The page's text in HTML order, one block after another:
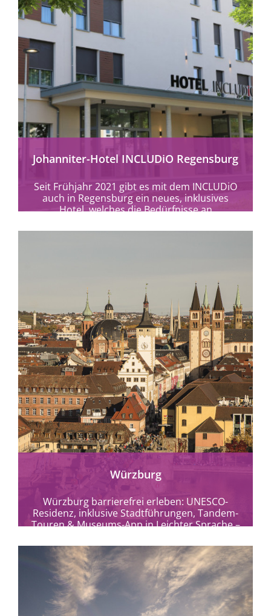
mehr erfahren
Johanniter-Hotel INCLUDiO Regensburg
Seit Frühjahr 2021 gibt es mit dem INCLUDiO
auch in Regensburg ein neues, inklusives
Hotel, welches die Bedürfnisse an
mehr erfahren
Würzburg
Würzburg barrierefrei erleben: UNESCO-
Residenz, inklusive Stadtführungen, Tandem-
Touren & Museums-App in Leichter Sprache –